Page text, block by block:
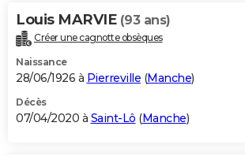
Louis MARVIE (93 ans)
Créer une cagnotte obsèques
Naissance
28/06/1926 à Pierreville (Manche)
Décès
07/04/2020 à Saint-Lô (Manche)